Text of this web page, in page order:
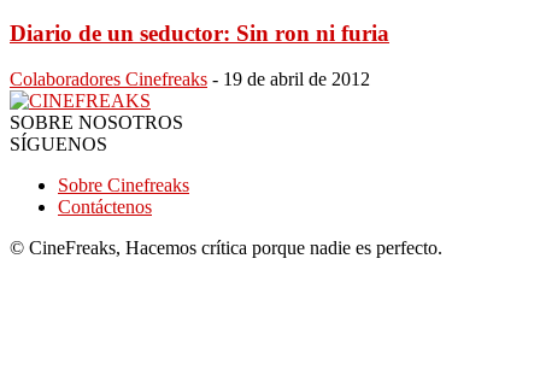
Diario de un seductor: Sin ron ni furia
Colaboradores Cinefreaks - 19 de abril de 2012
SOBRE NOSOTROS
SÍGUENOS
Sobre Cinefreaks
Contáctenos
© CineFreaks, Hacemos crítica porque nadie es perfecto.